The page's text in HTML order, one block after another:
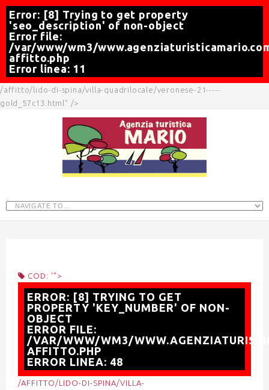
Error: [8] Trying to get property
'seo_description' of non-object
Error file:
/var/www/wm3/
affitto.php
Error linea: 11
/affitto/lido-di-spina/villa-quadrilocale/veronese-21-----
gold_57c13.html" />
COD: '">
ERROR: [8] TRYING TO GET
PROPERTY 'KEY_NUMBER' OF NON-
OBJECT
ERROR FILE:
/VAR/WWW/WM3/
AFFITTO.PHP
ERROR LINEA: 48
/AFFITTO/LIDO-DI-SPINA/VILLA-